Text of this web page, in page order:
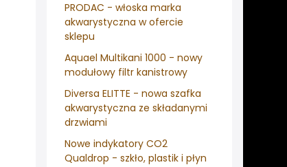
PRODAC - włoska marka
akwarystyczna w ofercie
sklepu
Aquael Multikani 1000 - nowy
modułowy filtr kanistrowy
Diversa ELITTE - nowa szafka
akwarystyczna ze składanymi
drzwiami
Nowe indykatory CO2
Qualdrop - szkło, plastik i płyn